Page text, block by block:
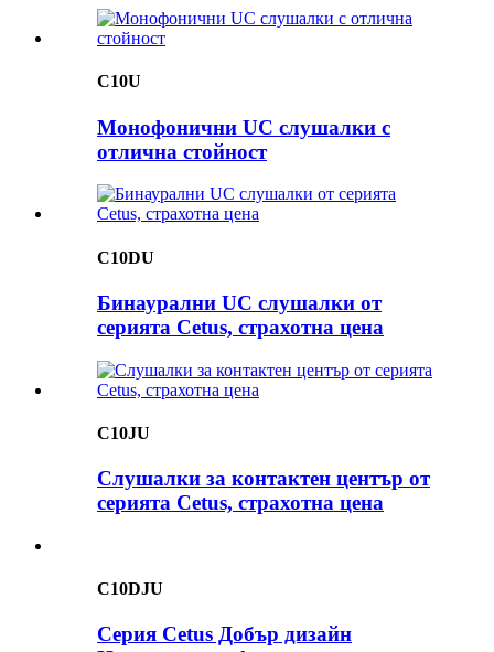
C10U
Монофонични UC слушалки с
отлична стойност
C10DU
Бинаурални UC слушалки от
серията Cetus, страхотна цена
C10JU
Слушалки за контактен център от
серията Cetus, страхотна цена
C10DJU
Серия Cetus Добър дизайн